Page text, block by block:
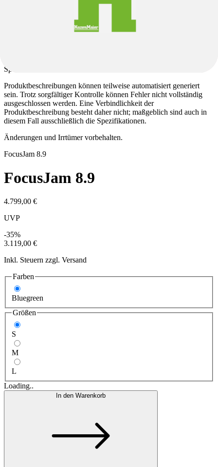
Das angegebene Modelljahr entspricht der vom Hersteller
definierten Modellreihe und nicht zwingend dem Baujahr. Da einige
Spezifikationen.
Produktbeschreibungen können teilweise automatisiert generiert
sein. Trotz sorgfältiger Kontrolle können Fehler nicht vollständig
ausgeschlossen werden. Eine Verbindlichkeit der
Produktbeschreibung besteht daher nicht; maßgeblich sind auch in
diesem Fall ausschließlich die Spezifikationen.
Änderungen und Irrtümer vorbehalten.
FocusJam 8.9
FocusJam 8.9
4.799,00 €
UVP
-35%
3.119,00 €
Inkl. Steuern zzgl. Versand
Farben
Bluegreen
Größen
S
M
L
Loading..
In den Warenkorb